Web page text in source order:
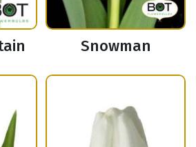
Snowman